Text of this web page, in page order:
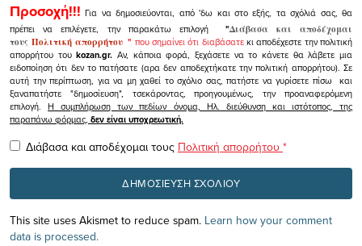
Προσοχή!!! Για να δημοσιεύονται, από 'δω και στο εξής, τα σχόλιά σας, θα
πρέπει να επιλέγετε, την παρακάτω επιλογή
"Διάβασα και αποδέχομαι
τουςΠολιτική απορρήτου" που σημαίνει ότι διαβάσατεκι αποδέχεστε την πολιτική
απορρήτου τουkozan.gr. Αν, κάποια φορά, ξεχάσετε να το κάνετε θα λάβετε μια
ειδοποίηση ότι δεν το πατήσατε (αρα δεν αποδεχτήκατε την πολιτική απορρήτου). Σε
αυτή την περίπτωση, για να μη χαθεί το σχόλιο σας, πατήστε να γυρίσετε πίσω και
ξαναπατήστε "δημοσίευση", τσεκάροντας, προηγουμένως, την προαναφερόμενη
επιλογή.Η συμπλήρωση των πεδίων όνομα, Ηλ. διεύθυνση και ιστότοπος, της
παραπάνω φόρμας, δεν είναι υποχρεωτική.
Διάβασα και αποδέχομαι τους Πολιτική απορρήτου *
This site uses Akismet to reduce spam. Learn how your comment
data is processed.